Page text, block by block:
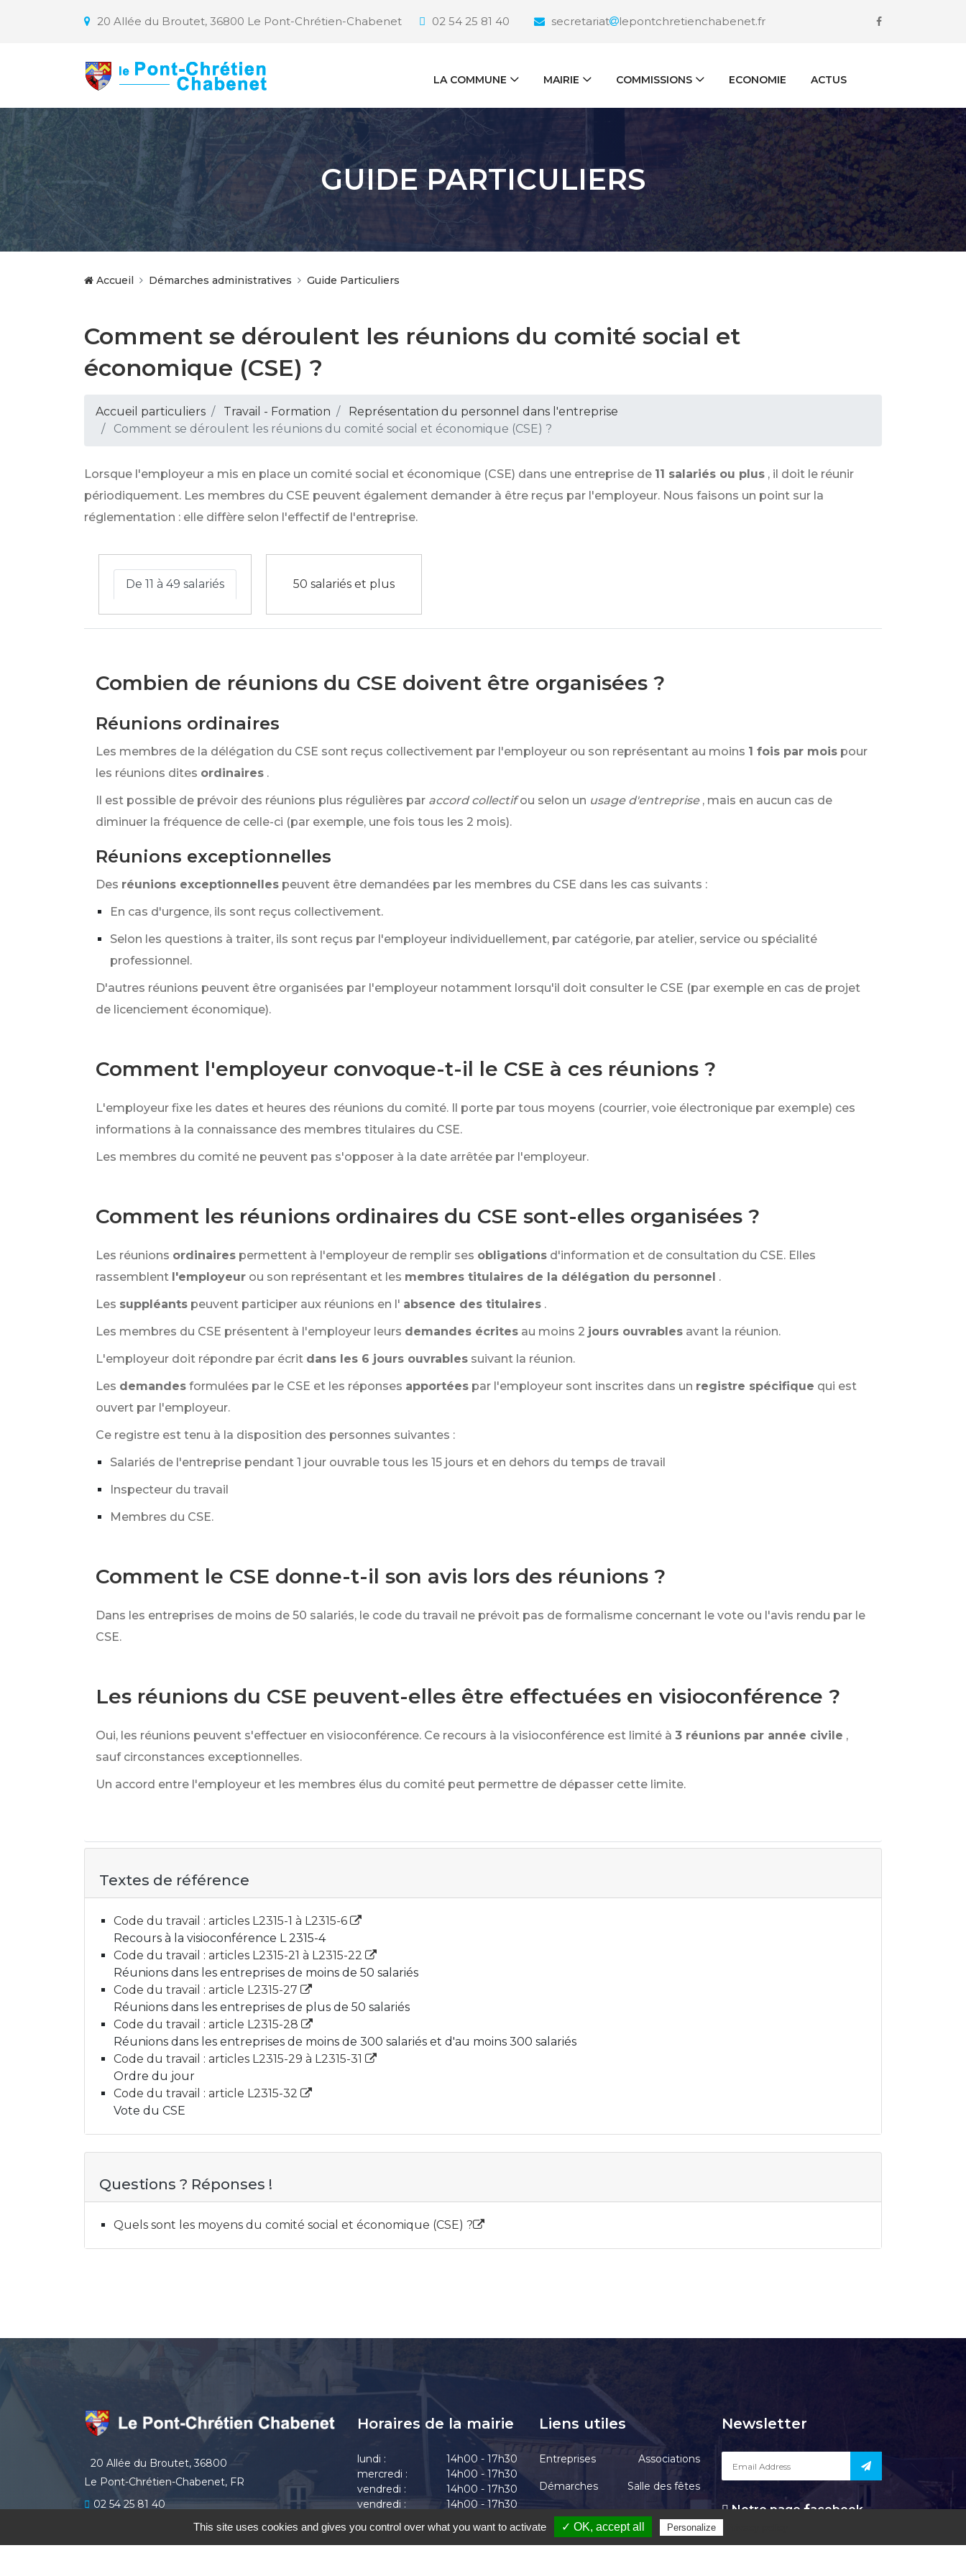
20 Allée du Broutet, 36800 Le Pont-Chrétien-Chabenet 02 54 25 81 40 secretariat lepontchretienchabenet.fr
LA COMMUNE MAIRIE COMMISSIONS ECONOMIE ACTUS
GUIDE PARTICULIERS
Accueil Démarches administratives Guide Particuliers
Comment se déroulent les réunions du comité social et
économique (CSE) ?
Accueil particuliers Travail - Formation
Représentation du personnel dans l'entreprise
Comment se déroulent les réunions du comité social et économique (CSE) ?
Lorsque l'employeur a mis en place un comité social et économique (CSE) dans une entreprise de 11 salariés ou plus , il doit le réunir
périodiquement. Les membres du CSE peuvent également demander à être reçus par l'employeur. Nous faisons un point sur la
réglementation : elle diffère selon l'effectif de l'entreprise.
De 11 à 49 salariés 50 salariés et plus
Combien de réunions du CSE doivent être organisées ?
Réunions ordinaires
Les membres de la délégation du CSE sont reçus collectivement par l'employeur ou son représentant au moins 1 fois par mois pour
les réunions dites ordinaires .
Il est possible de prévoir des réunions plus régulières par accord collectif ou selon un usage d'entreprise , mais en aucun cas de
diminuer la fréquence de celle-ci (par exemple, une fois tous les 2 mois).
Réunions exceptionnelles
Des réunions exceptionnelles peuvent être demandées par les membres du CSE dans les cas suivants :
En cas d'urgence, ils sont reçus collectivement.
Selon les questions à traiter, ils sont reçus par l'employeur individuellement, par catégorie, par atelier, service ou spécialité
professionnel.
D'autres réunions peuvent être organisées par l'employeur notamment lorsqu'il doit consulter le CSE (par exemple en cas de projet
de licenciement économique).
Comment l'employeur convoque-t-il le CSE à ces réunions ?
L'employeur fixe les dates et heures des réunions du comité. Il porte par tous moyens (courrier, voie électronique par exemple) ces
informations à la connaissance des membres titulaires du CSE.
Les membres du comité ne peuvent pas s'opposer à la date arrêtée par l'employeur.
Comment les réunions ordinaires du CSE sont-elles organisées ?
Les réunions ordinaires permettent à l'employeur de remplir ses obligations d'information et de consultation du CSE. Elles
rassemblent l'employeur ou son représentant et les membres titulaires de la délégation du personnel .
Les suppléants peuvent participer aux réunions en l' absence des titulaires .
Les membres du CSE présentent à l'employeur leurs demandes écrites au moins 2 jours ouvrables avant la réunion.
L'employeur doit répondre par écrit dans les 6 jours ouvrables suivant la réunion.
Les demandes formulées par le CSE et les réponses apportées par l'employeur sont inscrites dans un registre spécifique qui est
ouvert par l'employeur.
Ce registre est tenu à la disposition des personnes suivantes :
Salariés de l'entreprise pendant 1 jour ouvrable tous les 15 jours et en dehors du temps de travail
Inspecteur du travail
Membres du CSE.
Comment le CSE donne-t-il son avis lors des réunions ?
Dans les entreprises de moins de 50 salariés, le code du travail ne prévoit pas de formalisme concernant le vote ou l'avis rendu par le
CSE.
Les réunions du CSE peuvent-elles être effectuées en visioconférence ?
Oui, les réunions peuvent s'effectuer en visioconférence. Ce recours à la visioconférence est limité à 3 réunions par année civile ,
sauf circonstances exceptionnelles.
Un accord entre l'employeur et les membres élus du comité peut permettre de dépasser cette limite.
Textes de référence
Code du travail : articles L2315-1 à L2315-6
Recours à la visioconférence L 2315-4
Code du travail : articles L2315-21 à L2315-22
Réunions dans les entreprises de moins de 50 salariés
Code du travail : article L2315-27
Réunions dans les entreprises de plus de 50 salariés
Code du travail : article L2315-28
Réunions dans les entreprises de moins de 300 salariés et d'au moins 300 salariés
Code du travail : articles L2315-29 à L2315-31
Ordre du jour
Code du travail : article L2315-32
Vote du CSE
Questions ? Réponses !
Quels sont les moyens du comité social et économique (CSE) ?
20 Allée du Broutet, 36800
Le Pont-Chrétien-Chabenet, FR
02 54 25 81 40
lepontchretienchabenet.fr
Horaires de la mairie
lundi :
14h00 - 17h30
mercredi :
14h00 - 17h30
vendredi :
14h00 - 17h30
vendredi :
14h00 - 17h30
Liens utiles
Entreprises Associations
Démarches Salle des fêtes
Actualités Contact
Newsletter
Notre page acebook
This site uses cookies and gives you control over what you want to activate ✓ OK, accept all Personalize